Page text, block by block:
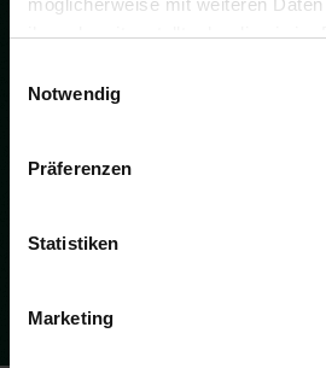
ihnen bereitgestellt oder die sie im
Notwendig
Präferenzen
Statistiken
Marketing